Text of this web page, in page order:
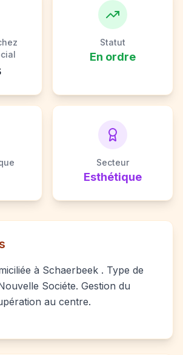
Statut
En ordre
Secteur
Esthétique
à Schaerbeek . Type de
Sociéte. Gestion du
au centre.